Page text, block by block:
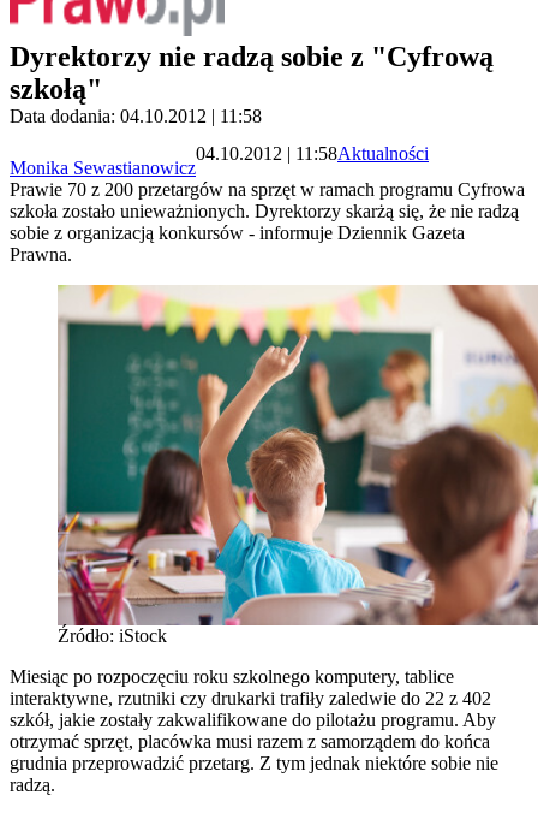
Dyrektorzy nie radzą sobie z "Cyfrową
szkołą"
Data dodania: 04.10.2012 | 11:58
Monika Sewastianowicz
04.10.2012 | 11:58Aktualności
Prawie 70 z 200 przetargów na sprzęt w ramach programu Cyfrowa
szkoła zostało unieważnionych. Dyrektorzy skarżą się, że nie radzą
sobie z organizacją konkursów - informuje Dziennik Gazeta
Prawna.
Źródło: iStock
Miesiąc po rozpoczęciu roku szkolnego komputery, tablice
interaktywne, rzutniki czy drukarki trafiły zaledwie do 22 z 402
szkół, jakie zostały zakwalifikowane do pilotażu programu. Aby
otrzymać sprzęt, placówka musi razem z samorządem do końca
grudnia przeprowadzić przetarg. Z tym jednak niektóre sobie nie
radzą.